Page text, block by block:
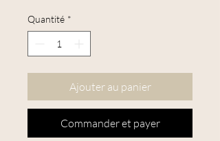
Quantité *
Ajouter au panier
Commander et payer